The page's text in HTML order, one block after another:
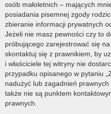
osób małoletnich – mających
posiadania pisemnej zgody
zbieranie informacji prywatnych
Jeżeli nie masz pewności czy to
próbującego zarejestrować się
skontaktuj się z prawnikiem, by
i właściciele tej witryny nie
przypadku opisanego w pytaniu
nadużyć lub zagadnień
także nie są punktem
prawnych.